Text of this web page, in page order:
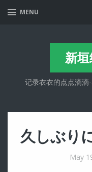
MENU
新
记录衣衣的点点滴
久しぶり
May